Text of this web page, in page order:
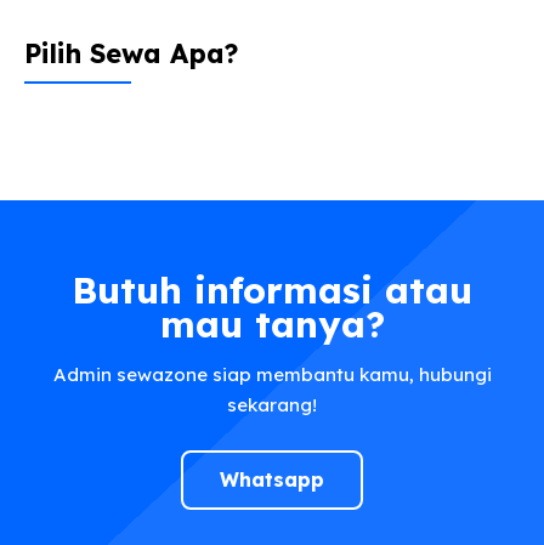
Pilih Sewa Apa?
Butuh informasi atau
mau tanya?
Admin sewazone siap membantu kamu, hubungi
sekarang!
Whatsapp